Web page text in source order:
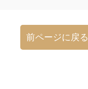
前ページに戻る